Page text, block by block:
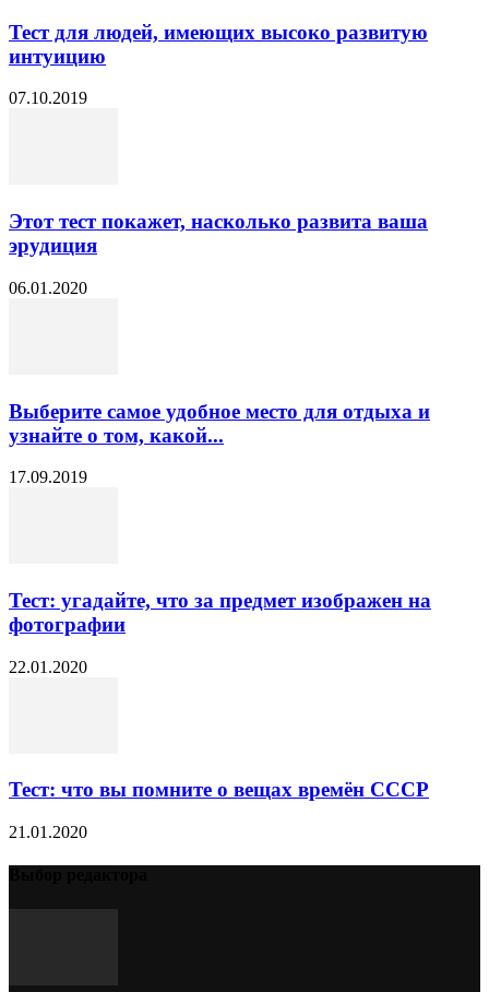
Тест для людей, имеющих высоко развитую
интуицию
07.10.2019
Этот тест покажет, насколько развита ваша
эрудиция
06.01.2020
Выберите самое удобное место для отдыха и
узнайте о том, какой...
17.09.2019
Тест: угадайте, что за предмет изображен на
фотографии
22.01.2020
Тест: что вы помните о вещах времён СССР
21.01.2020